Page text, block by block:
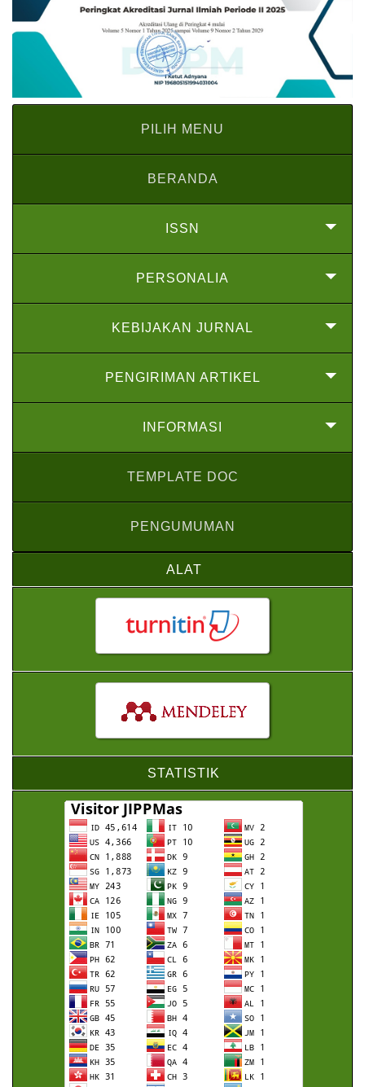
PILIH MENU
BERANDA
ISSN
PERSONALIA
KEBIJAKAN JURNAL
PENGIRIMAN ARTIKEL
INFORMASI
TEMPLATE DOC
PENGUMUMAN
ALAT
STATISTIK